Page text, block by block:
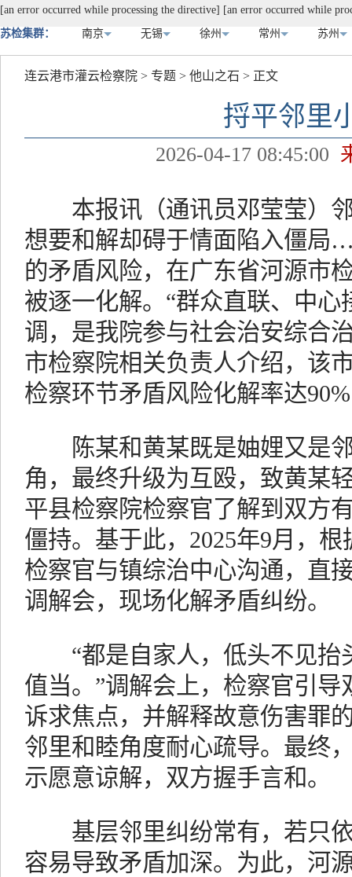
[an error occurred while processing the directive] [an error occurred while
苏检集群：
南京 无锡 徐州 常州 苏州
连云港市灌云检察院 > 专题 > 他山之石 > 正文
捋平邻里
2026-04-17 08:45:00
本报讯（通讯员邓莹莹）邻
想要和解却碍于情面陷入僵
的矛盾风险，在广东省河源市
被逐一化解。“群众直联、中
调，是我院参与社会治安综合
市检察院相关负责人介绍，该
检察环节矛盾风险化解率达
陈某和黄某既是妯娌又是邻
角，最终升级为互殴，致黄某
平县检察院检察官了解到双方
僵持。基于此，2025年9月，
检察官与镇综治中心沟通，直
调解会，现场化解矛盾纠纷。
“都是自家人，低头不见抬
值当。”调解会上，检察官引
诉求焦点，并解释故意伤害罪
邻里和睦角度耐心疏导。最终
示愿意谅解，双方握手言和。
基层邻里纠纷常有，若只依
容易导致矛盾加深。为此，河